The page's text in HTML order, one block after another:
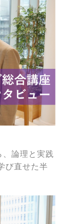
、論理と実践
び直せた半